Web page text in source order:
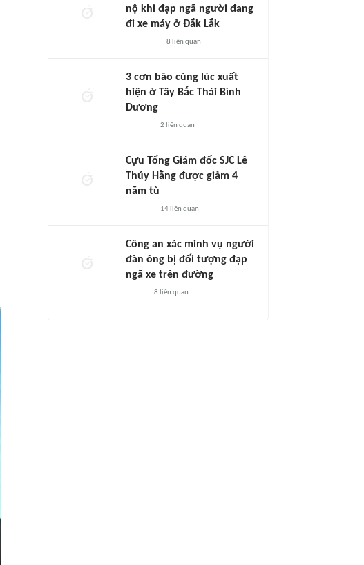
nộ khi đạp ngã người đang
đi xe máy ở Đắk Lắk
8 liên quan
3 cơn bão cùng lúc xuất
hiện ở Tây Bắc Thái Bình
Dương
2 liên quan
Cựu Tổng Giám đốc SJC Lê
Thúy Hằng được giảm 4
năm tù
14 liên quan
Công an xác minh vụ người
đàn ông bị đối tượng đạp
ngã xe trên đường
8 liên quan